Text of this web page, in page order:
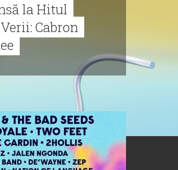
la Hitul
Cabron
cu Hitul